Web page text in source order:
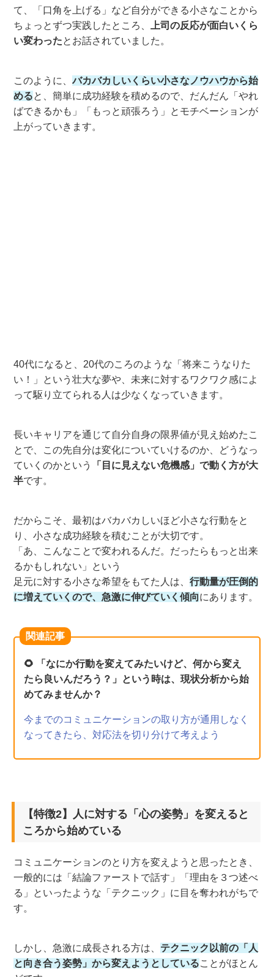
て、「口角を上げる」など自分ができる小さなことから
ちょっとずつ実践したところ、
上司の反応が面白いくら
い変わったとお話されていました。
このように、バカバカしいくらい小さなノウハウから始
めると、簡単に成功経験を積めるので、だんだん「やれ
ばできるかも」「もっと頑張ろう」とモチベーションが
上がっていきます。
40代になると、20代のころのような「将来こうなりた
い！」という壮大な夢や、未来に対するワクワク感によ
って駆り立てられる人は少なくなっていきます。
長いキャリアを通じて自分自身の限界値が見え始めたこ
とで、この先自分は変化についていけるのか、どうなっ
ていくのかという
「目に見えない危機感」で動く方が大
半です。
だからこそ、最初はバカバカしいほど小さな行動をと
り、小さな成功経験を積むことが大切です。
「あ、こんなことで変われるんだ。だったらもっと出来
るかもしれない」という
足元に対する小さな希望をもてた人は、行動量が圧倒的
に増えていくので、急激に伸びていく傾向にあります。
関連記事
🌻 「なにか行動を変えてみたいけど、何から変え
たら良いんだろう？」という時は、現状分析から始
めてみませんか？
今までのコミュニケーションの取り方が通用しなく
なってきたら、対応法を切り分けて考えよう
【特徴2】人に対する「心の姿勢」を変えると
ころから始めている
コミュニケーションのとり方を変えようと思ったとき、
一般的には「結論ファーストで話す」「理由を３つ述べ
る」といったような「テクニック」に目を奪われがちで
す。
しかし、急激に成長される方は、 テクニック以前の「人
と向き合う姿勢」から変えようとしていることがほとん